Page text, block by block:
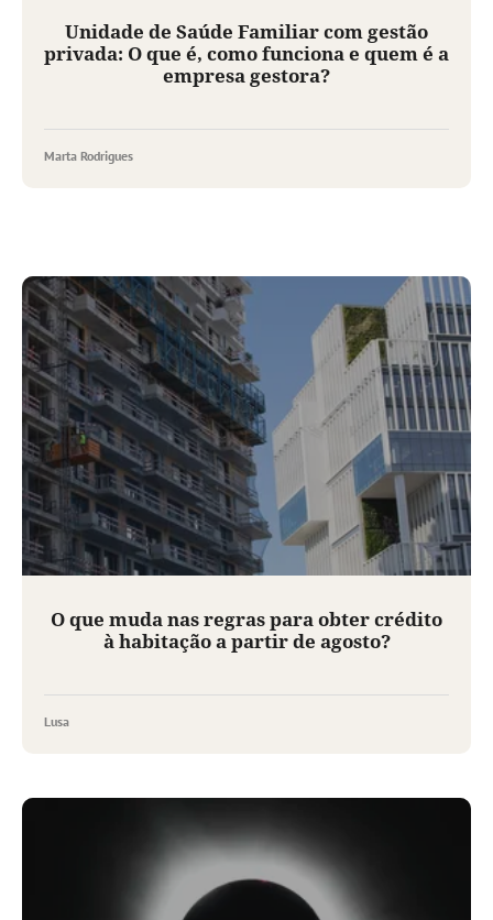
Unidade de Saúde Familiar com gestão
privada: O que é, como funciona e quem é a
empresa gestora?
Marta Rodrigues
O que muda nas regras para obter crédito
à habitação a partir de agosto?
Lusa